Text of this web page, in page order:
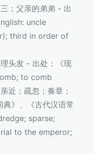
；父亲的弟弟 - 出
uncle
third in order of
头发 - 出处：《现
to comb
近；疏忽；奏章；
》、《古代汉语常
sparse;
to the emperor;